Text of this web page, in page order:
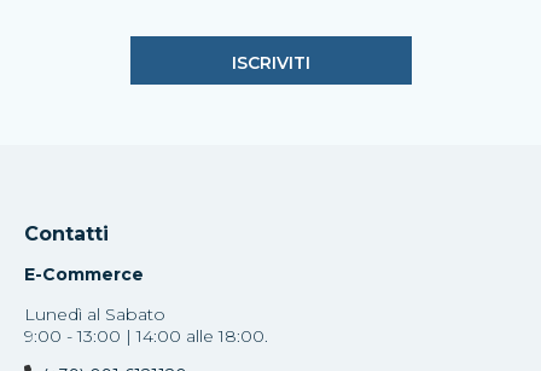
Contatti
E-Commerce
Lunedì al Sabato
9:00 - 13:00 | 14:00 alle 18:00.